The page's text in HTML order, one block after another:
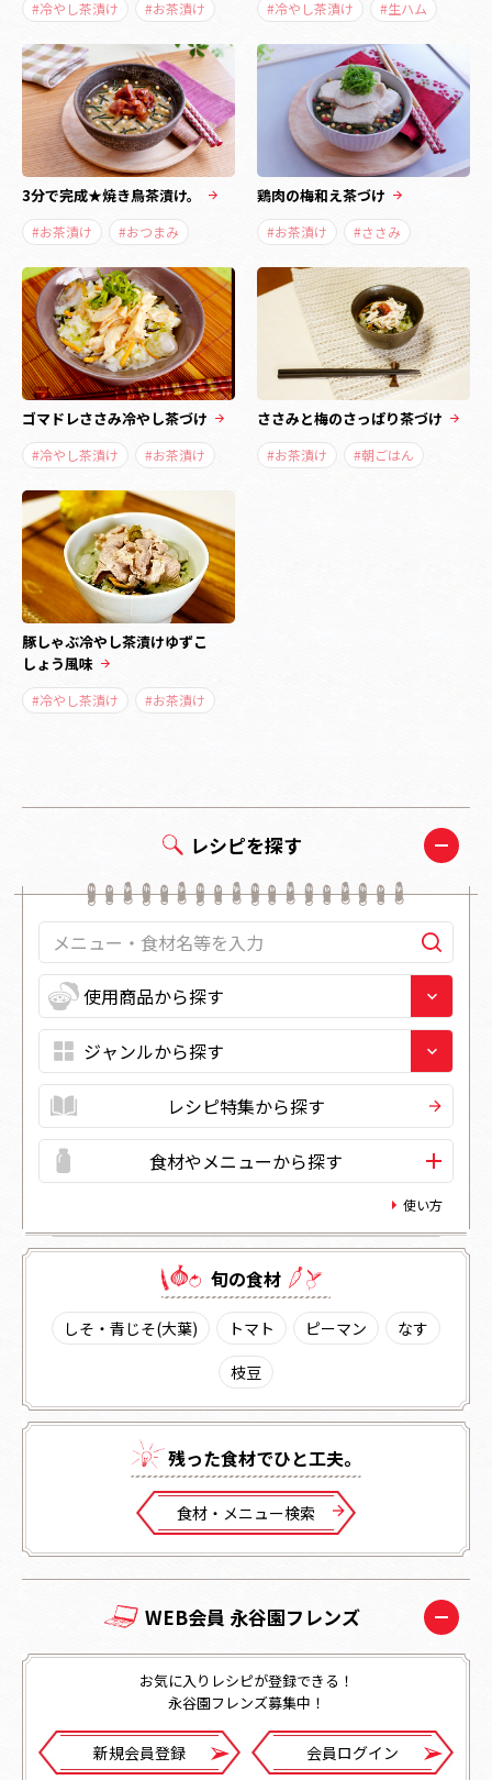
#冷やし茶漬け #お茶漬け #冷やし茶漬け #生ハム
3分で完成★焼き鳥茶漬け。
#お茶漬け #おつまみ
鶏肉の梅和え茶づけ
#お茶漬け #ささみ
ゴマドレささみ冷やし茶づけ
#冷やし茶漬け #お茶漬け
ささみと梅のさっぱり茶づけ
#お茶漬け #朝ごはん
豚しゃぶ冷やし茶漬けゆずこ
しょう風味
#冷やし茶漬け #お茶漬け
レシピを探す
レシピ特集から探す
食材やメニューから探す
使い方
旬の⾷材
しそ・青じそ(大葉) トマト ピーマン
なす
枝豆
残った⾷材でひと⼯夫。
⾷材・メニュー検索
WEB会員 永谷園フレンズ
お気に入りレシピが登録できる！
永谷園フレンズ募集中！
新規会員登録 会員ログイン